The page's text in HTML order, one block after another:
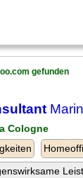
gefunden
Cologne